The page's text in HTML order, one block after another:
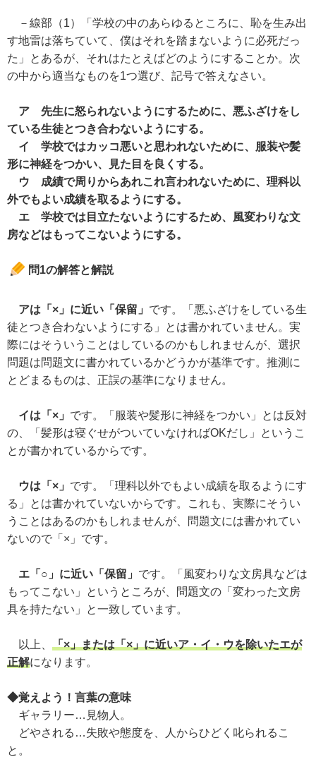
－線部（1）「学校の中のあらゆるところに、恥を生み出
す地雷は落ちていて、僕はそれを踏まないように必死だっ
た」とあるが、それはたとえばどのようにすることか。次
の中から適当なものを1つ選び、記号で答えなさい。
ア 先生に怒られないようにするために、悪ふざけをし
ている生徒とつき合わないようにする。
イ 学校ではカッコ悪いと思われないために、服装や髪
形に神経をつかい、見た目を良くする。
ウ 成績で周りからあれこれ言われないために、理科以
外でもよい成績を取るようにする。
エ 学校では目立たないようにするため、風変わりな文
房などはもってこないようにする。
問1の解答と解説
アは「×」に近い「保留」 です。「悪ふざけをしている生
徒とつき合わないようにする」とは書かれていません。実
際にはそういうことはしているのかもしれませんが、選択
問題は問題文に書かれているかどうかが基準です。推測に
とどまるものは、正誤の基準になりません。
イは「×」 です。「服装や髪形に神経をつかい」とは反対
の、「髪形は寝ぐせがついていなければOKだし」というこ
とが書かれているからです。
ウは「×」 です。「理科以外でもよい成績を取るようにす
る」とは書かれていないからです。これも、実際にそうい
うことはあるのかもしれませんが、問題文には書かれてい
ないので「×」です。
エ「○」に近い「保留」 です。「風変わりな文房具などは
もってこない」というところが、問題文の「変わった文房
具を持たない」と一致しています。
以上、 「×」または「×」に近いア・イ・ウを除いたエが
正解になります。
◆覚えよう！言葉の意味
ギャラリー…見物人。
どやされる…失敗や態度を、人からひどく叱られるこ
と。